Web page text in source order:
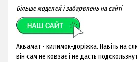
Більше моделей і забарвлень насайті
Аквамат - килимок-доріжка. Навіть на
він сам не ковзає і не дасть